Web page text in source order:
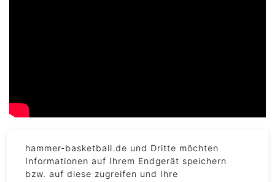
hammer-basketball.de und Dritte möchten
Informationen auf Ihrem Endgerät speichern
bzw. auf diese zugreifen und Ihre